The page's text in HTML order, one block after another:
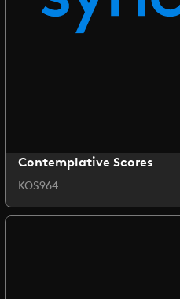
Contemplative Scores
KOS964